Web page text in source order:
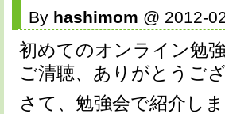
By hashimom @ 2012-
初めてのオンライン勉
ご清聴、ありがとうご
さて、勉強会で紹介し